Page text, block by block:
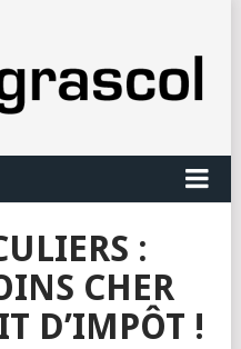
:
CHER
D’IMPÔT !